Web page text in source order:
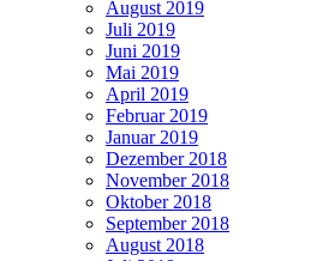
August 2019
Juli 2019
Juni 2019
Mai 2019
April 2019
Februar 2019
Januar 2019
Dezember 2018
November 2018
Oktober 2018
September 2018
August 2018